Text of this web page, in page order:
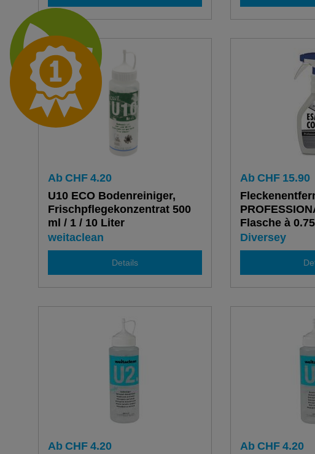
Ab CHF 4.20
U10 ECO Bodenreiniger,
Frischpflegekonzentrat 500
ml / 1 / 10 Liter
weitaclean
Details
Ab CHF 15.90
Flasche à
Diversey
Ab CHF 4.20
Ab CHF 4.20